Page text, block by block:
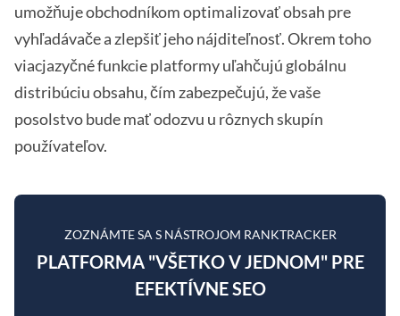
umožňuje obchodníkom optimalizovať obsah pre
vyhľadávače a zlepšiť jeho nájditeľnosť. Okrem toho
viacjazyčné funkcie platformy uľahčujú globálnu
distribúciu obsahu, čím zabezpečujú, že vaše
posolstvo bude mať odozvu u rôznych skupín
používateľov.
ZOZNÁMTE SA S NÁSTROJOM RANKTRACKER
PLATFORMA "VŠETKO V JEDNOM" PRE
EFEKTÍVNE SEO